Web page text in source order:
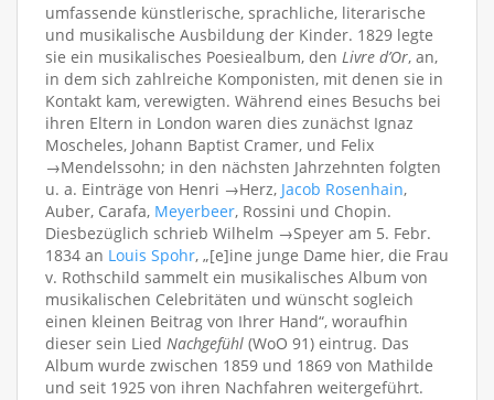
umfassende künstlerische, sprachliche, literarische
und musikalische Ausbildung der Kinder. 1829 legte
sie ein musikalisches Poesiealbum, den Livre d’Or, an,
in dem sich zahlreiche Komponisten, mit denen sie in
Kontakt kam, verewigten. Während eines Besuchs bei
ihren Eltern in London waren dies zunächst Ignaz
Moscheles, Johann Baptist Cramer, und Felix
→Mendelssohn; in den nächsten Jahrzehnten folgten
u. a. Einträge von Henri →Herz, Jacob Rosenhain,
Auber, Carafa, Meyerbeer, Rossini und Chopin.
Diesbezüglich schrieb Wilhelm →Speyer am 5. Febr.
1834 an Louis Spohr, „[e]ine junge Dame hier, die Frau
v. Rothschild sammelt ein musikalisches Album von
musikalischen Celebritäten und wünscht sogleich
einen kleinen Beitrag von Ihrer Hand“, woraufhin
dieser sein Lied Nachgefühl (WoO 91) eintrug. Das
Album wurde zwischen 1859 und 1869 von Mathilde
und seit 1925 von ihren Nachfahren weitergeführt.